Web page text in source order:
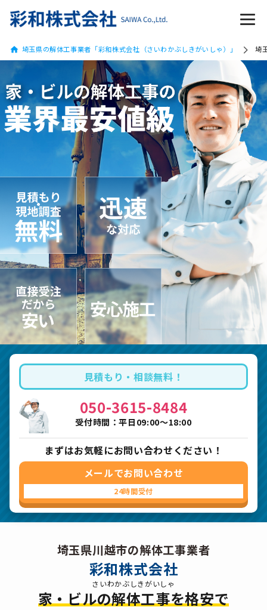
埼玉県の解体工事業者「彩和株式会社（さいわかぶしきがいしゃ）」 埼
見積もり・相談無料！
050-3615-8484
受付時間：平日09:00〜18:00
まずはお気軽にお問い合わせください！
メールでお問い合わせ
24時間受付
埼玉県川越市の解体工事業者
彩和株式会社
さいわかぶしきがいしゃ
家・ビルの解体工事を格安で